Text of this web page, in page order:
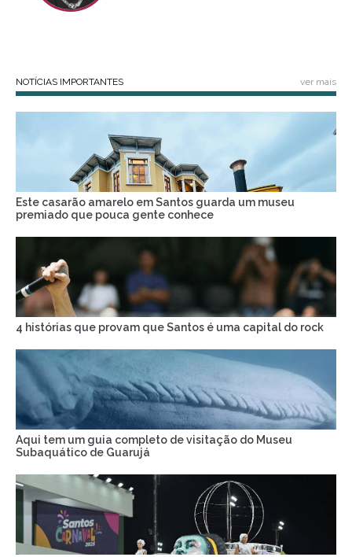
NOTÍCIAS IMPORTANTES ver mais
Este casarão amarelo em Santos guarda um museu
premiado que pouca gente conhece
4 histórias que provam que Santos é uma capital do rock
Aqui tem um guia completo de visitação do Museu
Subaquático de Guarujá